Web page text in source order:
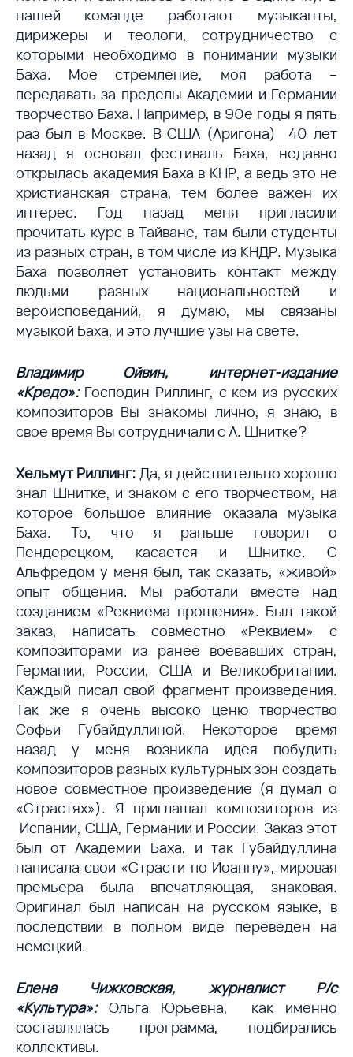
нашей команде работают музыканты,
дирижеры и теологи, сотрудничество с
которыми необходимо в понимании музыки
Баха. Мое стремление, моя работа –
передавать за пределы Академии и Германии
творчество Баха. Например, в 90е годы я пять
раз был в Москве. В США (Аригона) 40 лет
назад я основал фестиваль Баха, недавно
открылась академия Баха в КНР, а ведь это не
христианская страна, тем более важен их
интерес. Год назад меня пригласили
прочитать курс в Тайване, там были студенты
из разных стран, в том числе из КНДР. Музыка
Баха позволяет установить контакт между
людьми разных национальностей и
вероисповеданий, я думаю, мы связаны
музыкой Баха, и это лучшие узы на свете.
Владимир Ойвин, интернет-издание
«Кредо»: Господин Риллинг, с кем из русских
композиторов Вы знакомы лично, я знаю, в
свое время Вы сотрудничали с А. Шнитке?
Хельмут Риллинг: Да, я действительно хорошо
знал Шнитке, и знаком с его творчеством, на
которое большое влияние оказала музыка
Баха. То, что я раньше говорил о
Пендерецком, касается и Шнитке. С
Альфредом у меня был, так сказать, «живой»
опыт общения. Мы работали вместе над
созданием «Реквиема прощения». Был такой
заказ, написать совместно «Реквием» с
композиторами из ранее воевавших стран,
Германии, России, США и Великобритании.
Каждый писал свой фрагмент произведения.
Так же я очень высоко ценю творчество
Софьи Губайдуллиной. Некоторое время
назад у меня возникла идея побудить
композиторов разных культурных зон создать
новое совместное произведение (я думал о
«Страстях»). Я приглашал композиторов из
Испании, США, Германии и России. Заказ этот
был от Академии Баха, и так Губайдуллина
написала свои «Страсти по Иоанну», мировая
премьера была впечатляющая, знаковая.
Оригинал был написан на русском языке, в
последствии в полном виде переведен на
немецкий.
Елена Чижковская, журналист Р/с
«Культура»: Ольга Юрьевна, как именно
составлялась программа, подбирались
коллективы.